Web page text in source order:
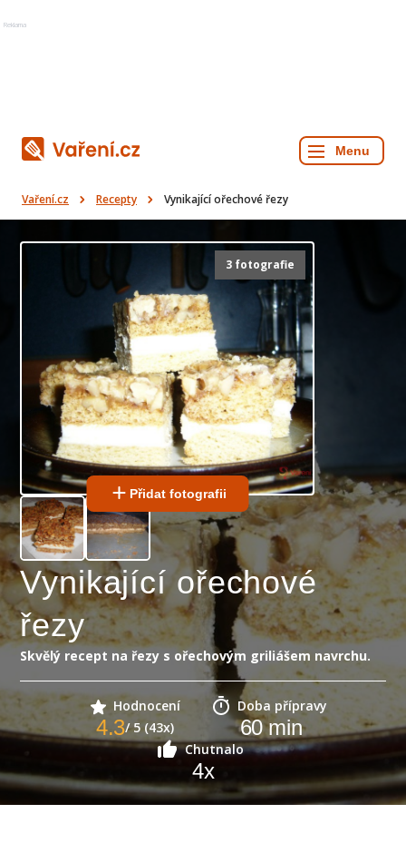
Reklama
Vaření.cz Recepty Vynikající ořechové řezy
3 fotografie
Přidat fotografii
Vynikající ořechové
řezy
Skvělý recept na řezy s ořechovým griliášem navrchu.
Hodnocení
4.3/ 5 (43x)
Doba přípravy
60min
Chutnalo
4x